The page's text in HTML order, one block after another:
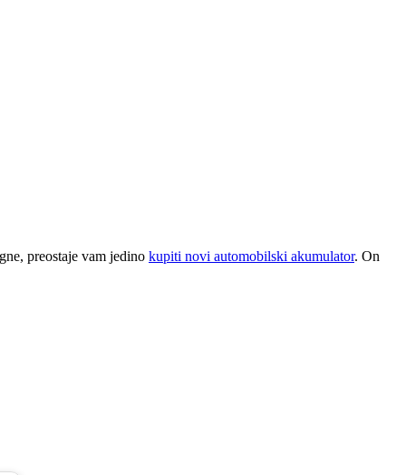
preostaje vam jedino kupiti novi automobilski akumulator. On